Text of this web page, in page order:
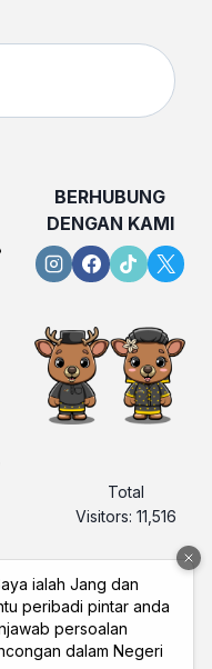
BERHUBUNG
DENGAN KAMI
Total
Visitors: 11,516